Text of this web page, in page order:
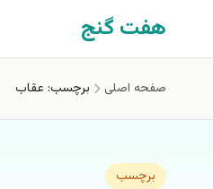
رفتن به محتوای اصلی
هفت گنج
صفحه اصلی برچسب: عقاب
برچسب